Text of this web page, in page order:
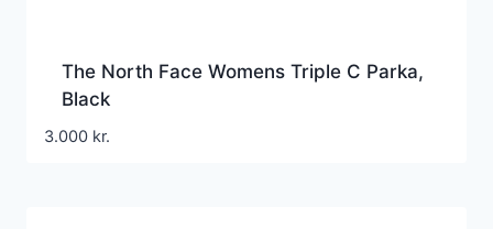
The North Face Womens Triple C Parka,
Black
3.000 kr.